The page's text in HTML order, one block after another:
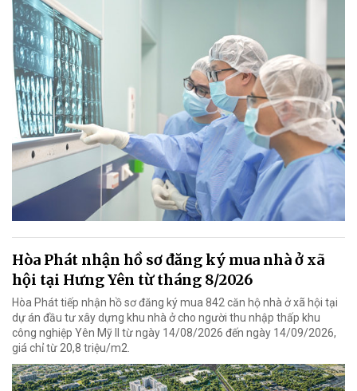
Hòa Phát nhận hồ sơ đăng ký mua nhà ở xã
hội tại Hưng Yên từ tháng 8/2026
Hòa Phát tiếp nhận hồ sơ đăng ký mua 842 căn hộ nhà ở xã hội tại
dự án đầu tư xây dựng khu nhà ở cho người thu nhập thấp khu
công nghiệp Yên Mỹ II từ ngày 14/08/2026 đến ngày 14/09/2026,
giá chỉ từ 20,8 triệu/m2.